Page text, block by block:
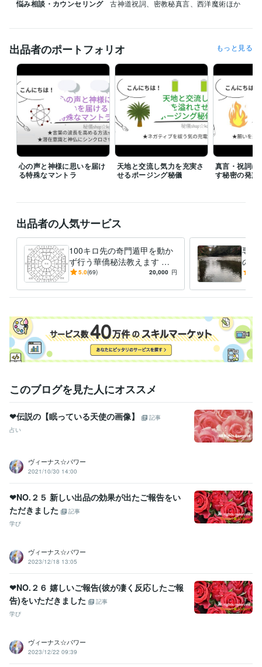
悩み相談・カウンセリング 古神道祝詞、密教秘真言、西洋魔術ほか
出品者のポートフォリオ もっと見る
心の声と神様に思いを届け
る特殊なマントラ
天地と交流し気力を充実さ
せるポージング秘儀
真言・祝詞に
す秘密の発声
出品者の人気サービス
100キロ先の奇門遁甲を動か
ず行う華僑秘法教えます 直
伝☆遠方へ旅行しなくても方
5.0(69) 20,000 円
専用
のご
このブログを見た人にオススメ
❤伝説の【眠っている天使の画像】
記事
占い
ヴィーナス☆パワー
2021/10/30 14:00
❤NO.２５ 新しい出品の効果が出たご報告をい
ただきました
記事
学び
ヴィーナス☆パワー
2023/12/18 13:05
❤NO.２６ 嬉しいご報告(彼が凄く反応したご報
告)をいただきました
記事
学び
ヴィーナス☆パワー
2023/12/22 09:39